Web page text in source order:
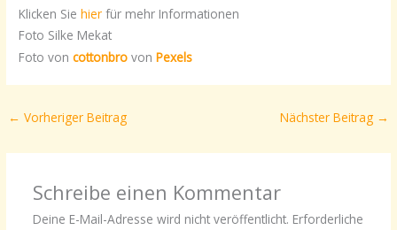
Klicken Siehier für mehr Informationen
Foto Silke Mekat
Foto voncottonbro vonPexels
← Vorheriger Beitrag Nächster Beitrag →
Schreibe einen Kommentar
Deine E-Mail-Adresse wird nicht veröffentlicht. Erforderliche